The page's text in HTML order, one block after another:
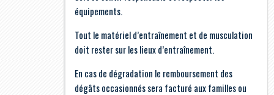
équipements.
Tout le matériel d’entraînement et de musculation
doit rester sur les lieux d’entraînement.
En cas de dégradation le remboursement des
dégâts occasionnés sera facturé aux familles ou